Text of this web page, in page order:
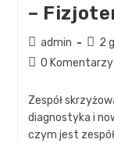
–
admin 2
0 Komentarzy
Zespół
diagnostyka i
czym jest